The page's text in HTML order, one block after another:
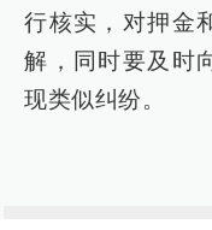
行核实，对押金
解，同时要及时
现类似纠纷。